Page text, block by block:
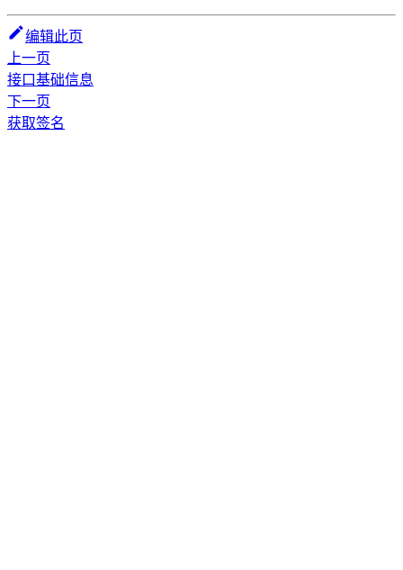
编辑此页
上一页
接口基础信息
下一页
获取签名